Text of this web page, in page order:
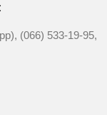
(066) 533-19-95,